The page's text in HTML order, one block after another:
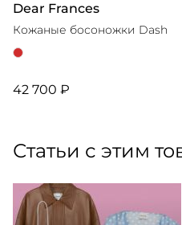
Dear Frances
Кожаные босоножки Dash
42 700 ₽
Статьи с этим